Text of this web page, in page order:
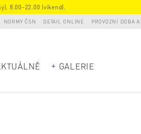
8.00–22.00 (víkend).
NORMY ČSN DETAIL ONLINE PROVOZNÍ DOBA
GALERIE